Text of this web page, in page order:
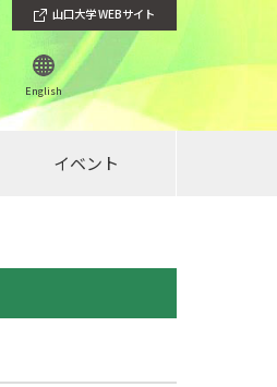
English
山口大学 WEBサイト
イベント